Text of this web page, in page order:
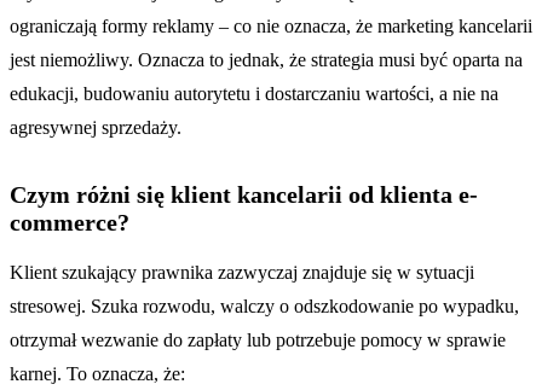
ograniczają formy reklamy – co nie oznacza, że marketing kancelarii
jest niemożliwy. Oznacza to jednak, że strategia musi być oparta na
edukacji, budowaniu autorytetu i dostarczaniu wartości, a nie na
agresywnej sprzedaży.
Czym różni się klient kancelarii od klienta e-
commerce?
Klient szukający prawnika zazwyczaj znajduje się w sytuacji
stresowej. Szuka rozwodu, walczy o odszkodowanie po wypadku,
otrzymał wezwanie do zapłaty lub potrzebuje pomocy w sprawie
karnej. To oznacza, że: